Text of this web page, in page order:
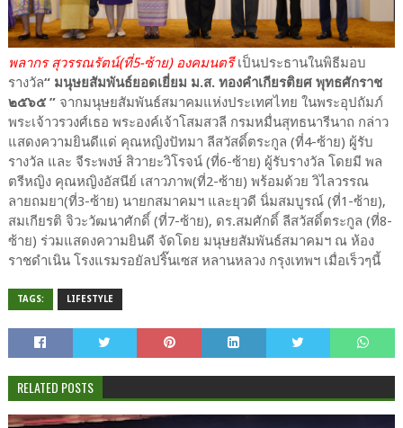
พลากร สุวรรณรัตน์(ที่5-ซ้าย) องคมนตรีเป็นประธานในพิธีมอบ
รางวัล“ มนุษยสัมพันธ์ยอดเยี่ยม ม.ส. ทองคำเกียรติยศ พุทธศักราช
๒๕๖๕ ” จากมนุษยสัมพันธ์สมาคมแห่งประเทศไทย ในพระอุปถัมภ์
พระเจ้าวรวงศ์เธอ พระองค์เจ้าโสมสวลี กรมหมื่นสุทธนารีนาถ กล่าว
แสดงความยินดีแด่ คุณหญิงปัทมา ลีสวัสดิ์ตระกูล (ที่4-ซ้าย) ผู้รับ
รางวัล และ จีระพงษ์ สิวายะวิโรจน์ (ที่6-ซ้าย) ผู้รับรางวัล โดยมี พล
ตรีหญิง คุณหญิงอัสนีย์ เสาวภาพ(ที่2-ซ้าย) พร้อมด้วย วิไลวรรณ
ลายถมยา(ที่3-ซ้าย) นายกสมาคมฯ และยุวดี นิ่มสมบูรณ์ (ที่1-ซ้าย),
สมเกียรติ จิวะวัฒนาศักดิ์ (ที่7-ซ้าย), ดร.สมศักดิ์ ลีสวัสดิ์ตระกูล (ที่8-
ซ้าย) ร่วมแสดงความยินดี จัดโดย มนุษยสัมพันธ์สมาคมฯ ณ ห้อง
ราชดำเนิน โรงแรมรอยัลปริ๊นเซส หลานหลวง กรุงเทพฯ เมื่อเร็วๆนี้
TAGS: LIFESTYLE
RELATED POSTS